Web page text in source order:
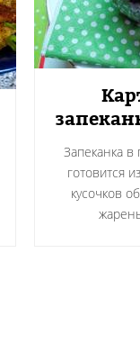
Запеканка
готовится
кусочков